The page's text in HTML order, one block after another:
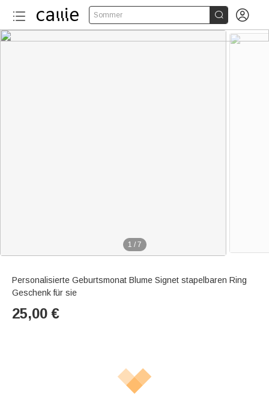
Sommer  
1 / 7
Personalisierte Geburtsmonat Blume Signet stapelbaren Ring
Geschenk für sie
25,00 €